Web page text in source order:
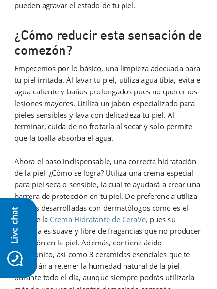
Live chat
icon-whatsapp
pueden agravar el estado de tu piel.
¿Cómo reducir esta sensación de
comezón?
Empecemos por lo básico, una limpieza adecuada para
tu piel irritada. Al lavar tu piel, utiliza agua tibia, evita el
agua caliente y baños prolongados pues no queremos
lesiones mayores. Utiliza un jabón especializado para
pieles sensibles y lava con delicadeza tu piel. Al
terminar, cuida de no frotarla al secar y sólo permite
que la toalla absorba el agua.
Ahora el paso indispensable, una correcta hidratación
de la piel. ¿Cómo se logra? Utiliza una crema especial
para piel seca o sensible, la cual te ayudará a crear una
barrera de protección en tu piel. De preferencia utiliza
cremas desarrolladas con dermatólogos como es el
caso de la Crema Hidratante de CeraVe, pues su
fórmula es suave y libre de fragancias que no producen
irritación en la piel. Además, contiene ácido
hialurónico, así como 3 ceramidas esenciales que te
ayudarán a retener la humedad natural de la piel
durante todo el día, aunque siempre podrás utilizarla